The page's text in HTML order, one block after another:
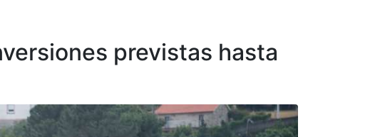
previstas hasta